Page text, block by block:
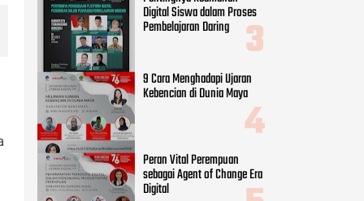
Digital Siswa dalam Proses
Pembelajaran Daring
9 Cara Menghadapi Ujaran
Kebencian di Dunia Maya
Peran Vital Perempuan
sebagai Agent of Change Era
Digital